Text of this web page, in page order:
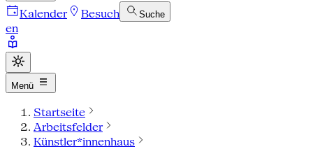
Kalender Besuch Suche
en
Menü
Startseite
Arbeitsfelder
Künstler*innenhaus